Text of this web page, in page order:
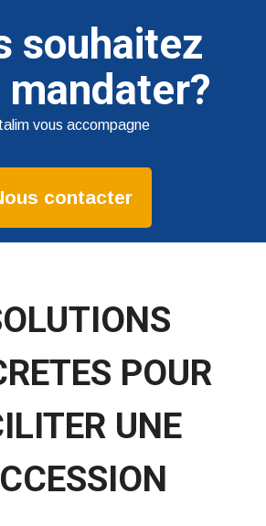
souhaitez
mandater?
vous accompagne
contacter
POUR
UNE